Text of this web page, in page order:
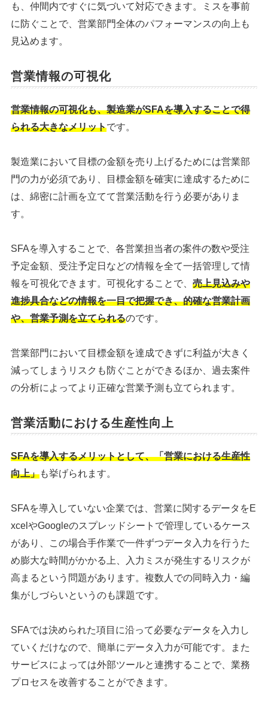
も、仲間内ですぐに気づいて対応できます。ミスを事前
に防ぐことで、営業部門全体のパフォーマンスの向上も
見込めます。
営業情報の可視化
営業情報の可視化も、製造業がSFAを導入することで得
られる大きなメリットです。
製造業において目標の金額を売り上げるためには営業部
門の力が必須であり、目標金額を確実に達成するために
は、綿密に計画を立てて営業活動を行う必要がありま
す。
SFAを導入することで、各営業担当者の案件の数や受注
予定金額、受注予定日などの情報を全て一括管理して情
報を可視化できます。可視化することで、 売上見込みや
進捗具合などの情報を一目で把握でき、的確な営業計画
や、営業予測を立てられるのです。
営業部門において目標金額を達成できずに利益が大きく
減ってしまうリスクも防ぐことができるほか、過去案件
の分析によってより正確な営業予測も立てられます。
営業活動における生産性向上
SFAを導入するメリットとして、「営業における生産性
向上」も挙げられます。
SFAを導入していない企業では、営業に関するデータをE
xcelやGoogleのスプレッドシートで管理しているケース
があり、この場合手作業で一件ずつデータ入力を行うた
め膨大な時間がかかる上、入力ミスが発生するリスクが
高まるという問題があります。複数人での同時入力・編
集がしづらいというのも課題です。
SFAでは決められた項目に沿って必要なデータを入力し
ていくだけなので、簡単にデータ入力が可能です。また
サービスによっては外部ツールと連携することで、業務
プロセスを改善することができます。